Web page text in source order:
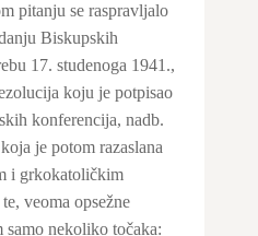
pitanju se raspravljalo
Biskupskih
17. studenoga 1941.,
koju je potpisao
konferencija, nadb.
je potom razaslana
i grkokatoličkim
veoma opsežne
samo nekoliko točaka: